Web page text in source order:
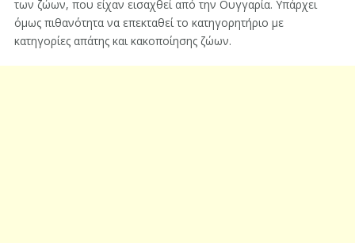
των ζώων, που είχαν εισαχθεί από την Ουγγαρία. Υπάρχει
όμως πιθανότητα να επεκταθεί το κατηγορητήριο με
κατηγορίες απάτης και κακοποίησης ζώων.